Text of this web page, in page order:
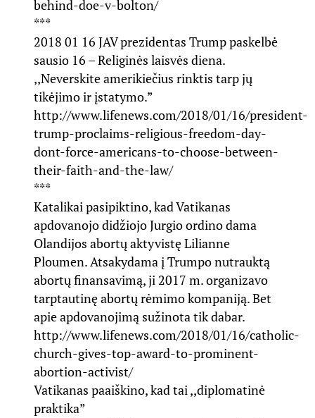
behind-doe-v-bolton/
***
2018 01 16 JAV prezidentas Trump paskelbė
sausio 16 – Religinės laisvės diena.
,,Neverskite amerikiečius rinktis tarp jų
tikėjimo ir įstatymo.”
http://www.lifenews.com/2018/01/16/president-
trump-proclaims-religious-freedom-day-
dont-force-americans-to-choose-between-
their-faith-and-the-law/
***
Katalikai pasipiktino, kad Vatikanas
apdovanojo didžiojo Jurgio ordino dama
Olandijos abortų aktyvistę Lilianne
Ploumen. Atsakydama į Trumpo nutrauktą
abortų finansavimą, ji 2017 m. organizavo
tarptautinę abortų rėmimo kompaniją. Bet
apie apdovanojimą sužinota tik dabar.
http://www.lifenews.com/2018/01/16/catholic-
church-gives-top-award-to-prominent-
abortion-activist/
Vatikanas paaiškino, kad tai ,,diplomatinė
praktika”